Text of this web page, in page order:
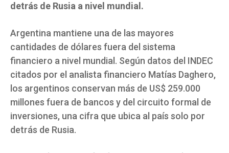
detrás de Rusia a nivel mundial.
Argentina mantiene una de las mayores
cantidades de dólares fuera del sistema
financiero a nivel mundial. Según datos del INDEC
citados por el analista financiero Matías Daghero,
los argentinos conservan más de US$ 259.000
millones fuera de bancos y del circuito formal de
inversiones, una cifra que ubica al país solo por
detrás de Rusia.